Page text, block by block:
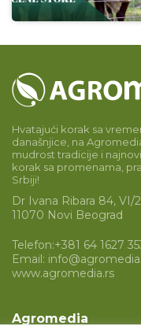
Hvatajući korak sa
današnjice, na
mudrost tradicije i
korak sa promenama,
Srbiji!
Dr Ivana Ribara 84, VI/
11070 Novi Beograd
Telefon:+381 64 1627
Email:
www.agromedia.rs
Agromedia